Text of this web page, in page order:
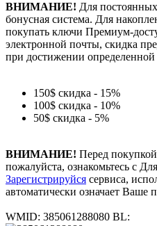
ВНИМАНИЕ! Для
бонусная система. Для
покупать ключи Премиум-
электронной почты, скидка
при достижении
150$ скидка - 15%
100$ скидка - 10%
50$ скидка - 5%
ВНИМАНИЕ! Перед
пожалуйста, ознакомьтесь с
Зарегистрируйся сервиса,
автоматически означает Ваше
WMID: 385061288080 BL: